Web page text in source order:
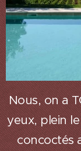
Nous, on a
yeux, plein
concoctés